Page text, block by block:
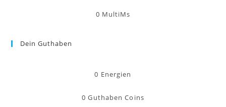
0 MultiMs
Dein Guthaben
0 Energien
0 Guthaben Coins